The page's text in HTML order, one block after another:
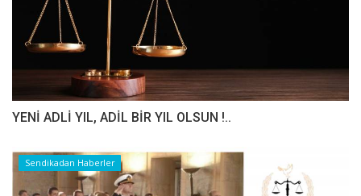
YENİ ADLİ YIL, ADİL BİR YIL OLSUN !..
Sendikadan Haberler